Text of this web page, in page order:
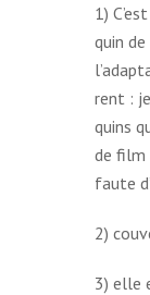
1)
quin
rent :
quins
de film
faute
2)
3) elle